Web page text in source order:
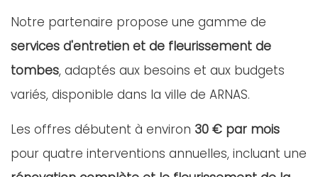
Notre partenaire propose une gamme de
services d'entretien et de fleurissement de
tombes, adaptés aux besoins et aux budgets
variés, disponible dans la ville de ARNAS.
Les offres débutent à environ 30 € par mois
pour quatre interventions annuelles, incluant une